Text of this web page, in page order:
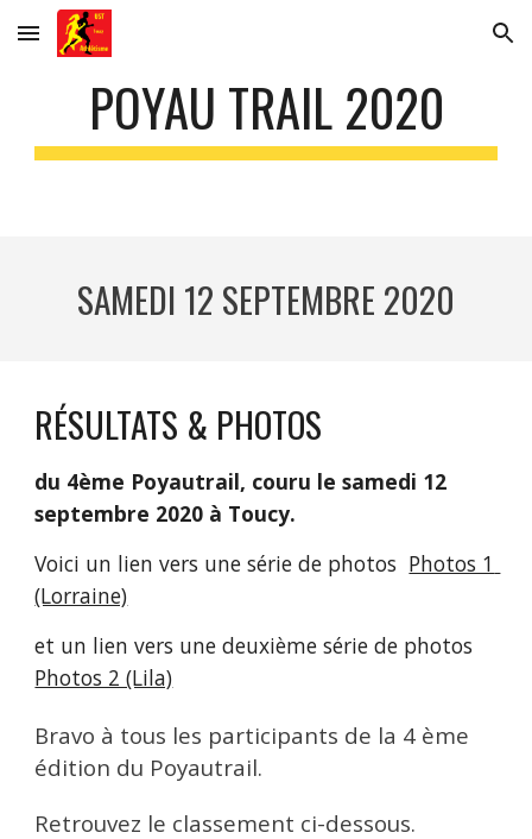
Skip to main content Skip to navigation
POYAU TRAIL 2020
SAMEDI 12 SEPTEMBRE 2020
RÉSULTATS & PHOTOS
du 4ème Poyautrail, couru le samedi 12
septembre 2020 à Toucy.
Voici un lien vers une série de photos Photos 1
(Lorraine)
Photos 2 (Lila)
Bravo à tous les participants de la 4 ème
édition du Poyautrail.
Retrouvez le classement ci-dessous.